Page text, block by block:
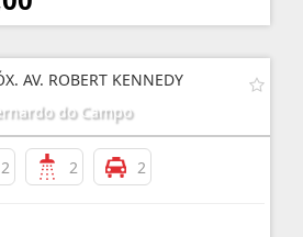
AV. ROBERT KENNEDY
do Campo
2 2 2